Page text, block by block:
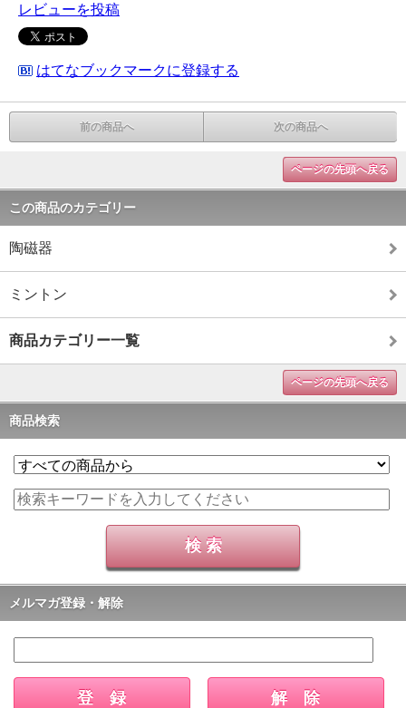
レビューを投稿
はてなブックマークに登録する
前の商品へ 次の商品へ
ページの先頭へ戻る
この商品のカテゴリー
陶磁器
ミントン
商品カテゴリー一覧
ページの先頭へ戻る
商品検索
メルマガ登録・解除